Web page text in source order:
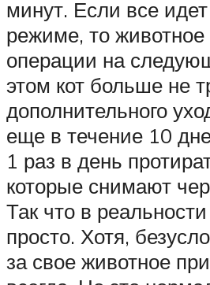
минут. Если все
режиме, то животное
операции на
этом кот больше не
дополнительного
еще в течение 10
1 раз в день
которые снимают
Так что в
просто. Хотя,
за свое животное